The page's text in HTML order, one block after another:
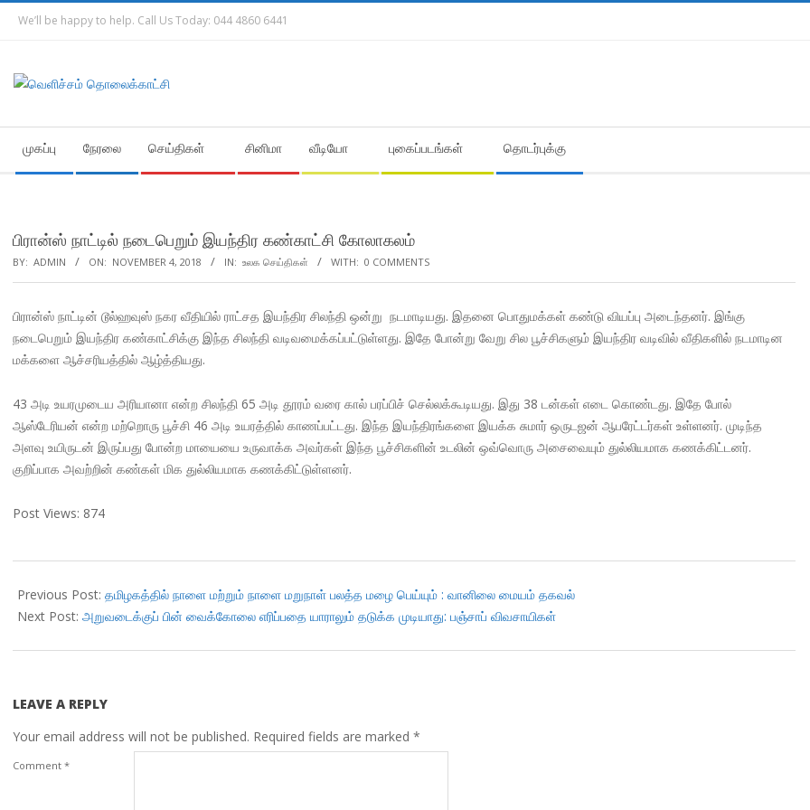
SkipWe’ll be happy to help. Call Us Today: 044 4860 6441
Navigation
Menu
முகப்பு நேரலை செய்திகள் சினிமா வீடியோ புகைப்படங்கள் தொடர்புக்கு
பிரான்ஸ் நாட்டில் நடைபெறும் இயந்திர கண்காட்சி கோலாகலம்
BY: ADMIN ON: NOVEMBER 4, 2018 IN: உலக செய்திகள் WITH: 0 COMMENTS
பிரான்ஸ் நாட்டின் டூல்ஹவுஸ் நகர வீதியில் ராட்சத இயந்திர சிலந்தி ஒன்று நடமாடியது. இதனை பொதுமக்கள் கண்டு வியப்பு அடைந்தனர். இங்கு
நடைபெறும் இயந்திர கண்காட்சிக்கு இந்த சிலந்தி வடிவமைக்கப்பட்டுள்ளது. இதே போன்று வேறு சில பூச்சிகளும் இயந்திர வடிவில் வீதிகளில் நடமாடின
மக்களை ஆச்சரியத்தில் ஆழ்த்தியது.
43 அடி உயரமுடைய அரியானா என்ற சிலந்தி 65 அடி தூரம் வரை கால் பரப்பிச் செல்லக்கூடியது. இது 38 டன்கள் எடை கொண்டது. இதே போல்
ஆஸ்டேரியன் என்ற மற்றொரு பூச்சி 46 அடி உயரத்தில் காணப்பட்டது. இந்த இயந்திரங்களை இயக்க சுமார் ஒருடஜன் ஆபரேட்டர்கள் உள்ளனர். முடிந்த
அளவு உயிருடன் இருப்பது போன்ற மாயையை உருவாக்க அவர்கள் இந்த பூச்சிகளின் உடலின் ஒவ்வொரு அசைவையும் துல்லியமாக கணக்கிட்டனர்.
குறிப்பாக அவற்றின் கண்கள் மிக துல்லியமாக கணக்கிட்டுள்ளனர்.
Post Views: 874
11-
04
Previous Post: தமிழகத்தில் நாளை மற்றும் நாளை மறுநாள் பலத்த மழை பெய்யும் : வானிலை மையம் தகவல்
Next Post: அறுவடைக்குப் பின் வைக்கோலை எரிப்பதை யாராலும் தடுக்க முடியாது: பஞ்சாப் விவசாயிகள்
LEAVE A REPLY
Your email address will not be published. Required fields are marked *
Comment *